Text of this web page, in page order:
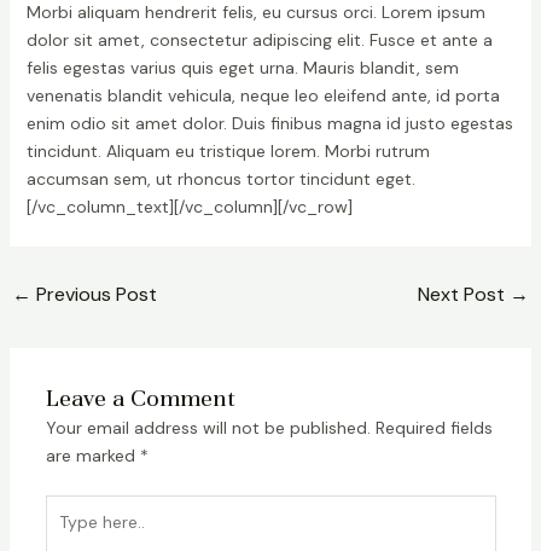
Morbi aliquam hendrerit felis, eu cursus orci. Lorem ipsum
dolor sit amet, consectetur adipiscing elit. Fusce et ante a
felis egestas varius quis eget urna. Mauris blandit, sem
venenatis blandit vehicula, neque leo eleifend ante, id porta
enim odio sit amet dolor. Duis finibus magna id justo egestas
tincidunt. Aliquam eu tristique lorem. Morbi rutrum
accumsan sem, ut rhoncus tortor tincidunt eget.
[/vc_column_text][/vc_column][/vc_row]
← Previous Post Next Post →
Leave a Comment
Your email address will not be published. Required fields
are marked *
here..